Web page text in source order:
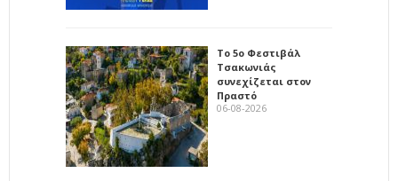
Το 5ο Φεστιβάλ
Τσακωνιάς
συνεχίζεται στον
Πραστό
06-08-2026